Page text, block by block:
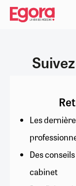
Aller
contenu
Les
Des
cabinet